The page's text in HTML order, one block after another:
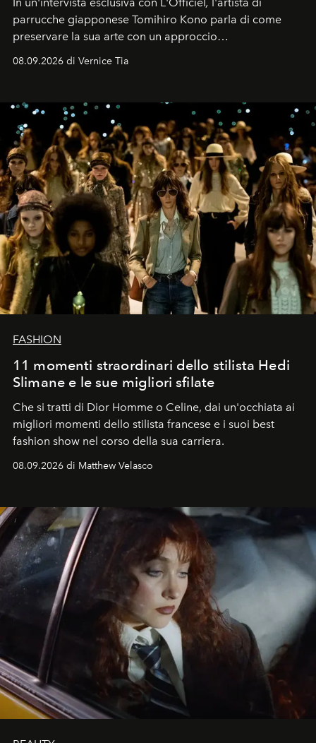
parrucche giapponese Tomihiro Kono parla di come
preservare la sua arte con un approccio
contemporaneo.
08.09.2026 di Vernice Tia
FASHION
11 momenti straordinari dello stilista Hedi
Slimane e le sue migliori sfilate
Che si tratti di Dior Homme o Celine, dai un'occhiata ai
migliori momenti dello stilista francese e i suoi best
fashion show nel corso della sua carriera.
08.09.2026 di Matthew Velasco